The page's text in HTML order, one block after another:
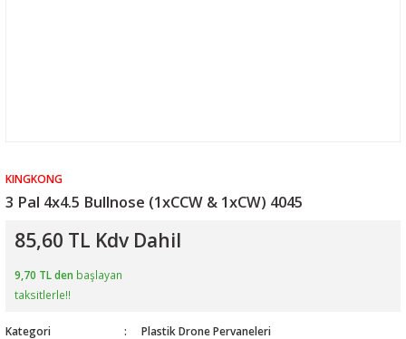
KINGKONG
3 Pal 4x4.5 Bullnose (1xCCW & 1xCW) 4045
85,60 TL Kdv Dahil
9,70 TL den başlayan
taksitlerle!!
Kategori
Plastik Drone Pervaneleri